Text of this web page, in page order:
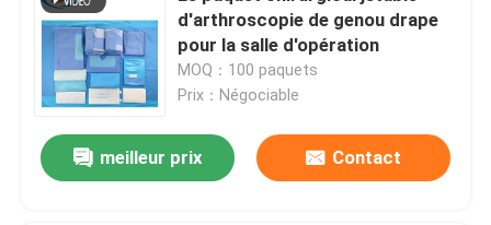
d'arthroscopie de genou drape
pour la salle d'opération
MOQ：100 paquets
Prix：Négociable
meilleur prix Contact